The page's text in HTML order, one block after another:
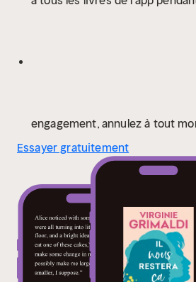
engagement, annulez à tout
Essayer gratuitement